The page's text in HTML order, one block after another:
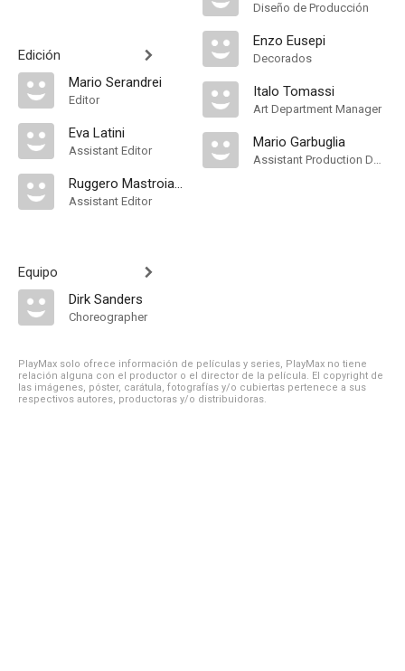
Edición
Mario Serandrei
Editor
Eva Latini
Assistant Editor
Ruggero Mastroianni
Assistant Editor
Equipo
Dirk Sanders
Choreographer
Diseño de Producción
Enzo Eusepi
Decorados
Italo Tomassi
Art Department Manager
Mario Garbuglia
Assistant Production Design
PlayMax solo ofrece información de películas y series, PlayMax no tiene
relación alguna con el productor o el director de la película. El copyright de
las imágenes, póster, carátula, fotografías y/o cubiertas pertenece a sus
respectivos autores, productoras y/o distribuidoras.